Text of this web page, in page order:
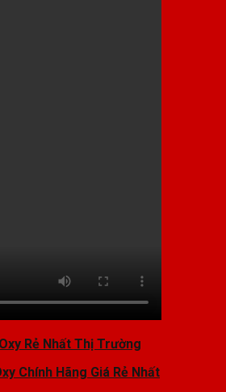
Rẻ Nhất Thị Trường
Chính Hãng Giá Rẻ Nhất